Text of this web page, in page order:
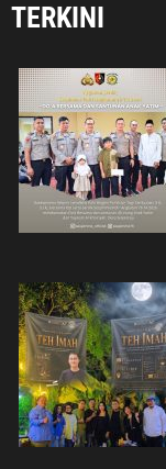
TERKINI